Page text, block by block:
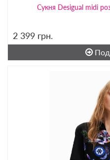
Сукня Desigual midi
2 399 грн.